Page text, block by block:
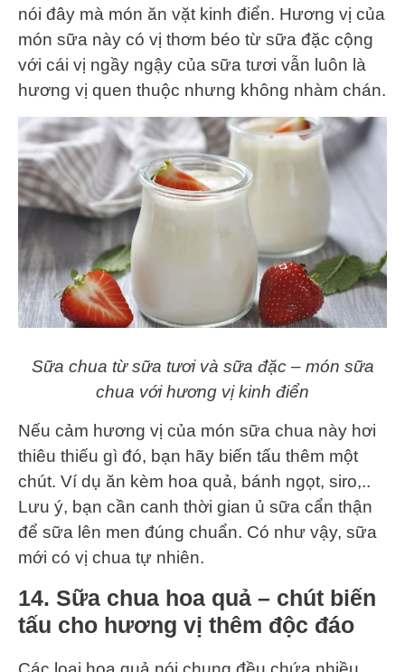
nói đây mà món ăn vặt kinh điển. Hương vị của
món sữa này có vị thơm béo từ sữa đặc cộng
với cái vị ngầy ngậy của sữa tươi vẫn luôn là
hương vị quen thuộc nhưng không nhàm chán.
Sữa chua từ sữa tươi và sữa đặc – món sữa
chua với hương vị kinh điển
Nếu cảm hương vị của món sữa chua này hơi
thiêu thiếu gì đó, bạn hãy biến tấu thêm một
chút. Ví dụ ăn kèm hoa quả, bánh ngọt, siro,..
Lưu ý, bạn cần canh thời gian ủ sữa cẩn thận
để sữa lên men đúng chuẩn. Có như vậy, sữa
mới có vị chua tự nhiên.
14. Sữa chua hoa quả – chút biến
tấu cho hương vị thêm độc đáo